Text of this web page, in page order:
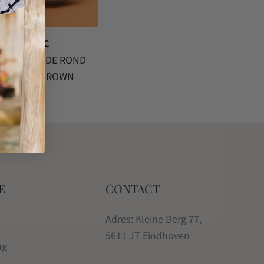
Kascha-C
WALLET DE ROND
SUEDE BROWN
€44.95
CONTACT
Adres: Kleine Berg 77,
5611 JT Eindhoven